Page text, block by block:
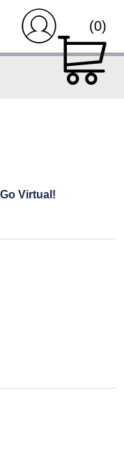
(0)
Virtual!